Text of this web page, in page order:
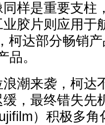
样是重要支柱
胶片则应用于
柯达部分畅销
品。
来袭，柯达
，最终错失先
）积极多角